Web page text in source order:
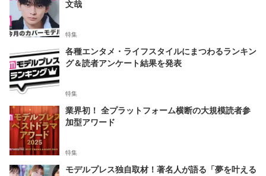
文哉
特集
各種エンタメ・ライフスタイルにまつわるランキン
グ＆読者アンケート結果を発表
特集
業界初！ 全プラットフォーム横断の大規模読者参
加型アワード
特集
モデルプレス独自取材！著名人が語る「夢を叶える